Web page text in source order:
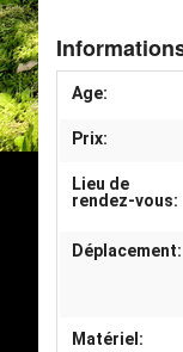
Age:
Prix:
Lieu de
rendez-vous:
Déplacement:
Matériel: